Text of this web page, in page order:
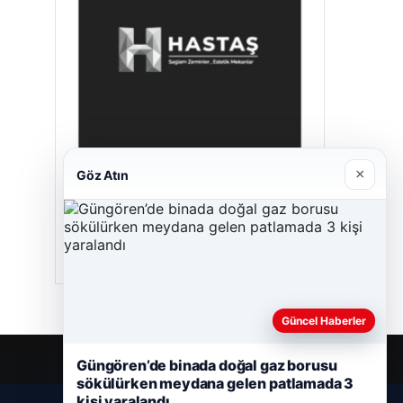
Hastaş Beton
26/05/2026
Göz Atın ×
Güncel Haberler
Güngören’de binada doğal gaz borusu
sökülürken meydana gelen patlamada 3